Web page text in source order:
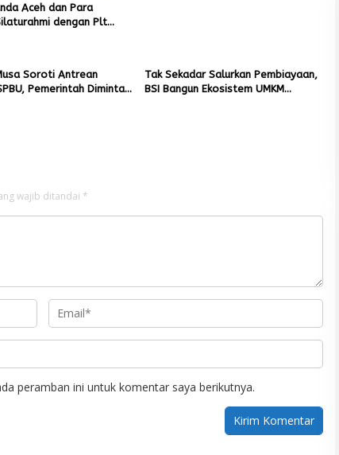
Aceh dan Para
dengan Plt
Soroti Antrean
Pemerintah Diminta
Tak Sekadar Salurkan Pembiayaan,
BSI Bangun Ekosistem UMKM
wajib ditandai *
peramban ini untuk komentar saya berikutnya.